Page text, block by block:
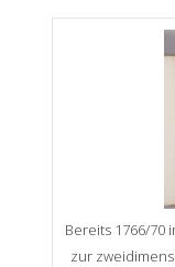
Bereits 1766/70
zur